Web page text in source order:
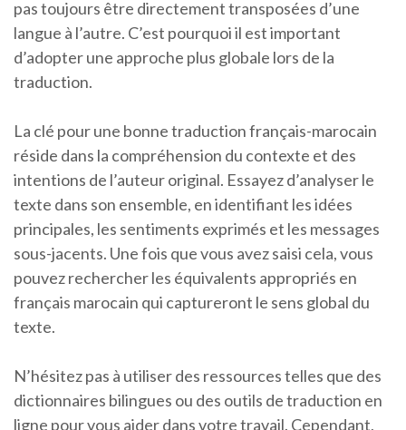
pas toujours être directement transposées d’une
langue à l’autre. C’est pourquoi il est important
d’adopter une approche plus globale lors de la
traduction.
La clé pour une bonne traduction français-marocain
réside dans la compréhension du contexte et des
intentions de l’auteur original. Essayez d’analyser le
texte dans son ensemble, en identifiant les idées
principales, les sentiments exprimés et les messages
sous-jacents. Une fois que vous avez saisi cela, vous
pouvez rechercher les équivalents appropriés en
français marocain qui captureront le sens global du
texte.
N’hésitez pas à utiliser des ressources telles que des
dictionnaires bilingues ou des outils de traduction en
ligne pour vous aider dans votre travail. Cependant,